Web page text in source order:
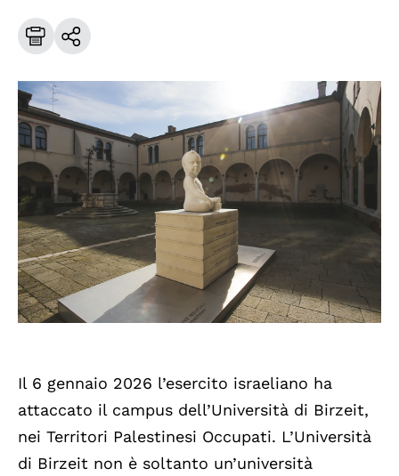
Il 6 gennaio 2026 l’esercito israeliano ha
attaccato il campus dell’Università di Birzeit,
nei Territori Palestinesi Occupati. L’Università
di Birzeit non è soltanto un’università